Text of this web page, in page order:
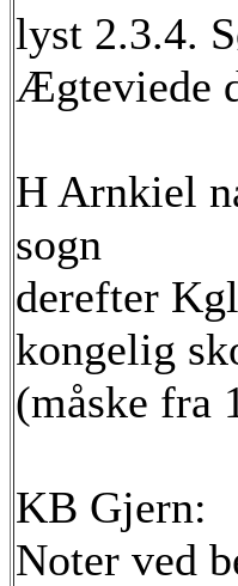
lyst 2.3.4.
Ægteviede
H Arnkiel
sogn
derefter
kongelig
(måske fra
KB Gjern:
Noter ved